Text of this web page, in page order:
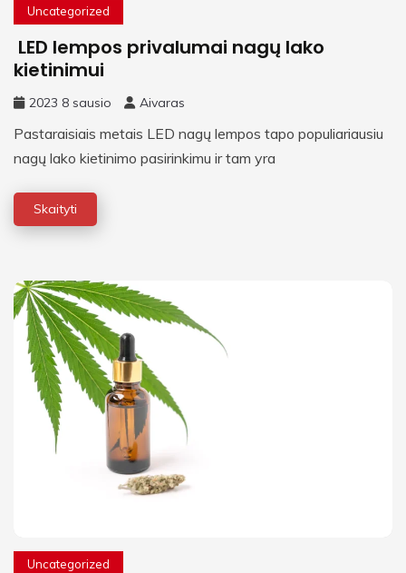
Uncategorized
LED lempos privalumai nagų lako
kietinimui
2023 8 sausio Aivaras
Pastaraisiais metais LED nagų lempos tapo populiariausiu
nagų lako kietinimo pasirinkimu ir tam yra
Skaityti
Uncategorized